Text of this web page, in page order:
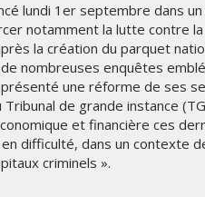
lundi 1er septembre dans
notamment la lutte contre
la création du parquet
nombreuses enquêtes
une réforme de ses
de grande instance
et financière ces
difficulté, dans un contexte
criminels ».
2026
NEVER"
LES
THE